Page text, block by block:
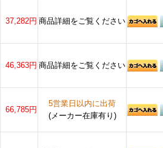
37,282円 商品詳細をご覧ください
46,363円 商品詳細をご覧ください
66,785円
5営業日以内に出荷
(メーカー在庫有り)